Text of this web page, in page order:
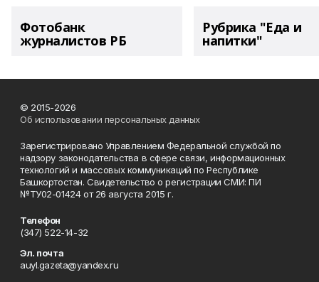
Фотобанк
журналистов РБ
Рубрика "Еда и
напитки"
© 2015-2026
Об использовании персональных данных
Зарегистрировано Управлением Федеральной службой по
надзору законодательства в сфере связи, информационных
технологий и массовых коммуникаций по Республике
Башкортостан. Свидетельство о регистрации СМИ: ПИ
№ТУ02-01424 от 26 августа 2015 г.
Телефон
(347) 522-14-32
Эл. почта
auyl.gazeta@yandex.ru